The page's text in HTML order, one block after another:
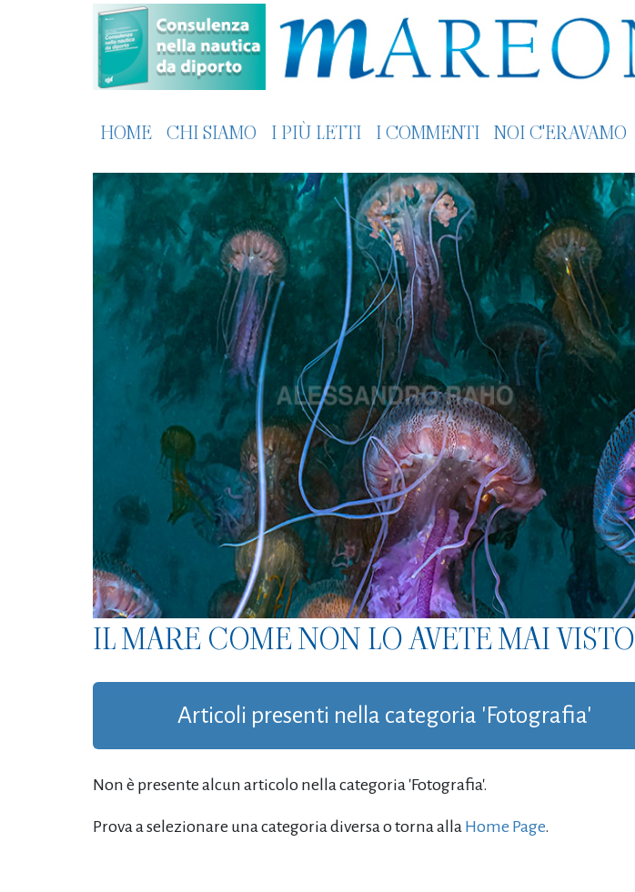
HOME CHI SIAMO I PIÙ LETTI I COMMENTI NOI C'ERAVAMO
IL MARE COME NON LO AVETE MAI VISTO
Articoli presenti nella categoria 'Fotografia'
Non è presente alcun articolo nella categoria 'Fotografia'.
Prova a selezionare una categoria diversa o torna alla Home Page.